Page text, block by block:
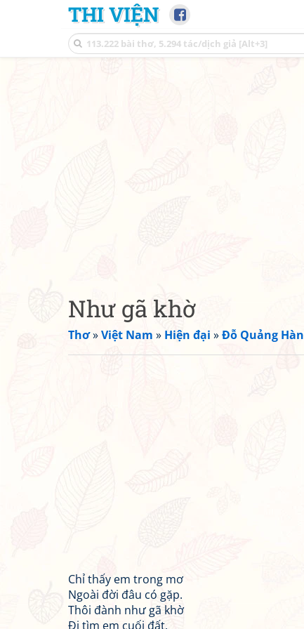
THI VIỆN
Như gã khờ
Thơ»Việt Nam » Hiện đại »Đỗ Quảng Hàn
Chỉ thấy em trong mơ
Ngoài đời đâu có gặp.
Thôi đành như gã khờ
Đi tìm em cuối đất.